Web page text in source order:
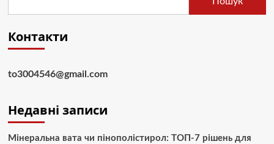
Контакти
to3004546@gmail.com
Недавні записи
Мінеральна вата чи пінополістирол: ТОП-7 рішень для